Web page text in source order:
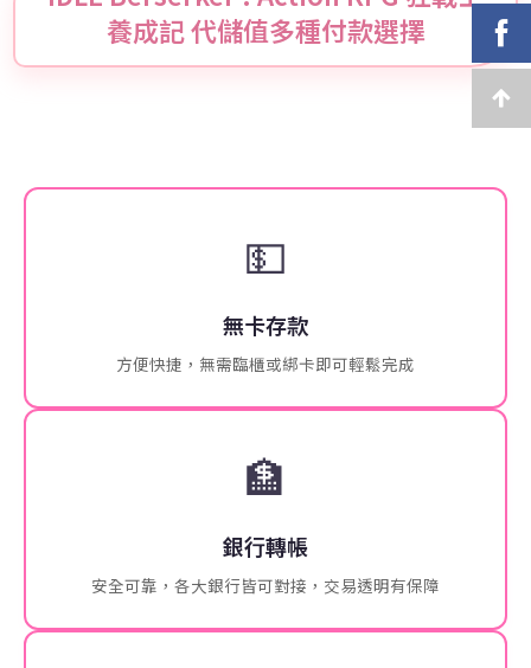
養成記 代儲值多種付款選擇
💵
無卡存款
方便快捷，無需臨櫃或綁卡即可輕鬆完成
🏦
銀行轉帳
安全可靠，各大銀行皆可對接，交易透明有保障